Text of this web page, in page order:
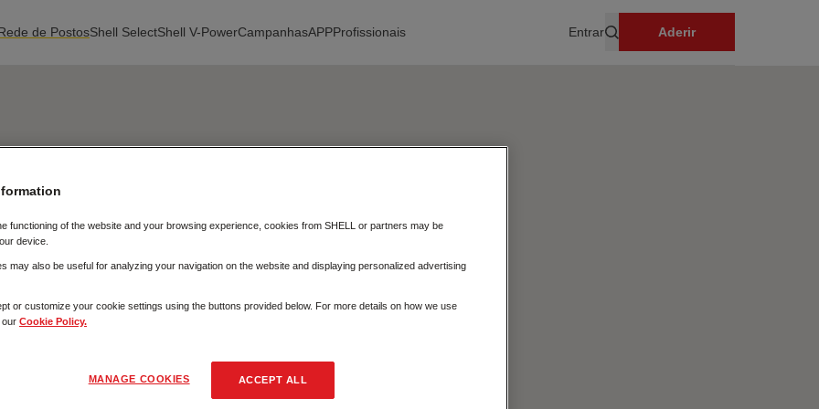
de PostosShell SelectShell V-PowerCampanhasAPPProfissionais Entrar
Pesquisar
Aderir
functioning of the website and your browsing experience, cookies from SHELL or partners may be
device.
may also be useful for analyzing your navigation on the website and displaying personalized advertising
or customize your cookie settings using the buttons provided below. For more details on how we use
our Cookie Policy.
MANAGE COOKIES ACCEPT ALL